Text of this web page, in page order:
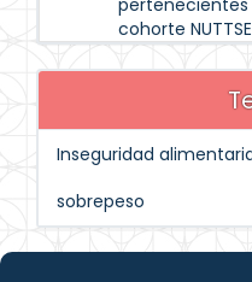
pertenecientes
cohorte
Inseguridad
sobrepeso